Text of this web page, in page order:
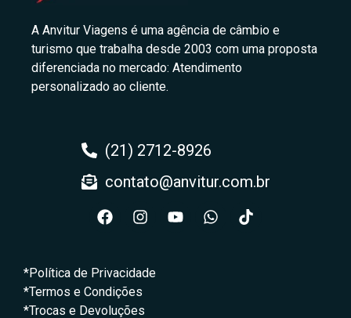
A Anvitur Viagens é uma agência de câmbio e
turismo que trabalha desde 2003 com uma proposta
diferenciada no mercado: Atendimento
personalizado ao cliente.
(21) 2712-8926
contato@anvitur.com.br
*Política de Privacidade
*Termos e Condições
*Trocas e Devoluções